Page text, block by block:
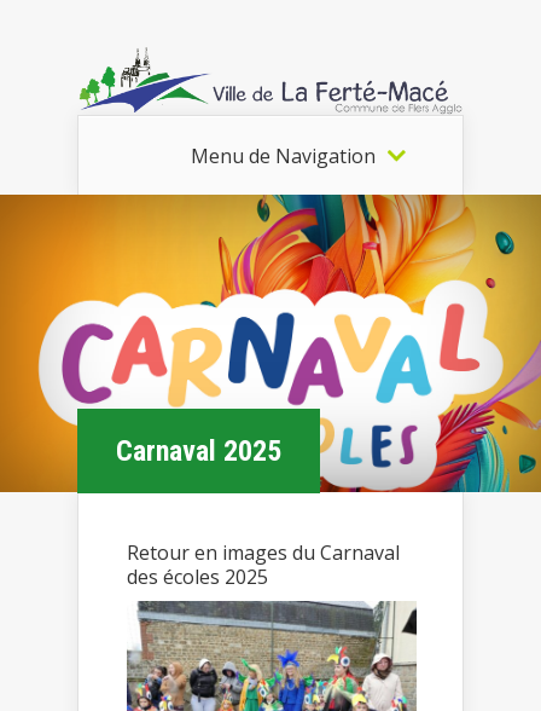
Menu de Navigation
Carnaval 2025
Retour en images du Carnaval
des écoles 2025